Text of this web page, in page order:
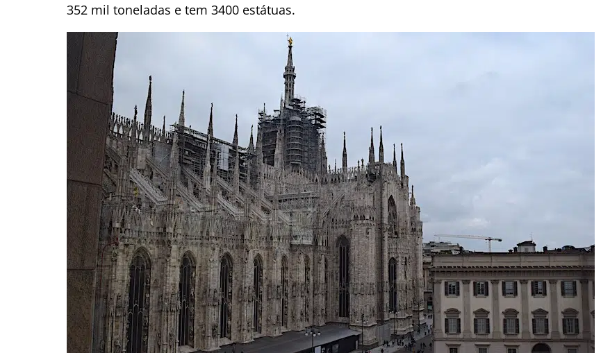
352 mil toneladas e tem 3400 estátuas.